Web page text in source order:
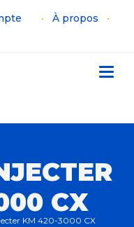
• À propos
•
CX
KM 420-3000 CX